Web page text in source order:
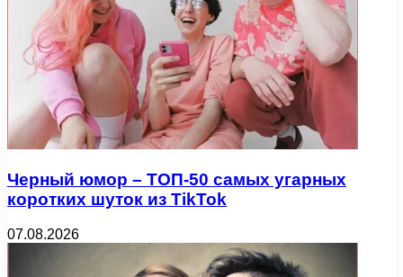
Черный юмор – ТОП-50 самых угарных
коротких шуток из TikTok
07.08.2026